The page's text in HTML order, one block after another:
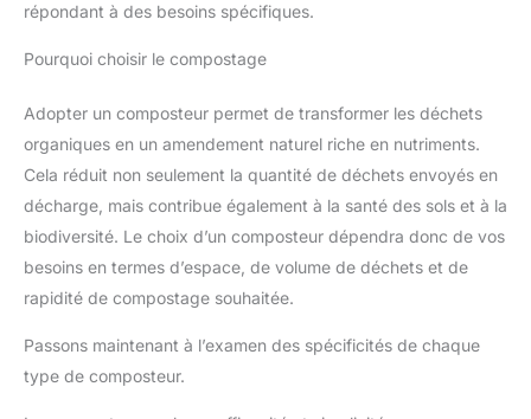
répondant à des besoins spécifiques.
Pourquoi choisir le compostage
Adopter un composteur permet de transformer les déchets
organiques en un amendement naturel riche en nutriments.
Cela réduit non seulement la quantité de déchets envoyés en
décharge, mais contribue également à la santé des sols et à la
biodiversité. Le choix d’un composteur dépendra donc de vos
besoins en termes d’espace, de volume de déchets et de
rapidité de compostage souhaitée.
Passons maintenant à l’examen des spécificités de chaque
type de composteur.